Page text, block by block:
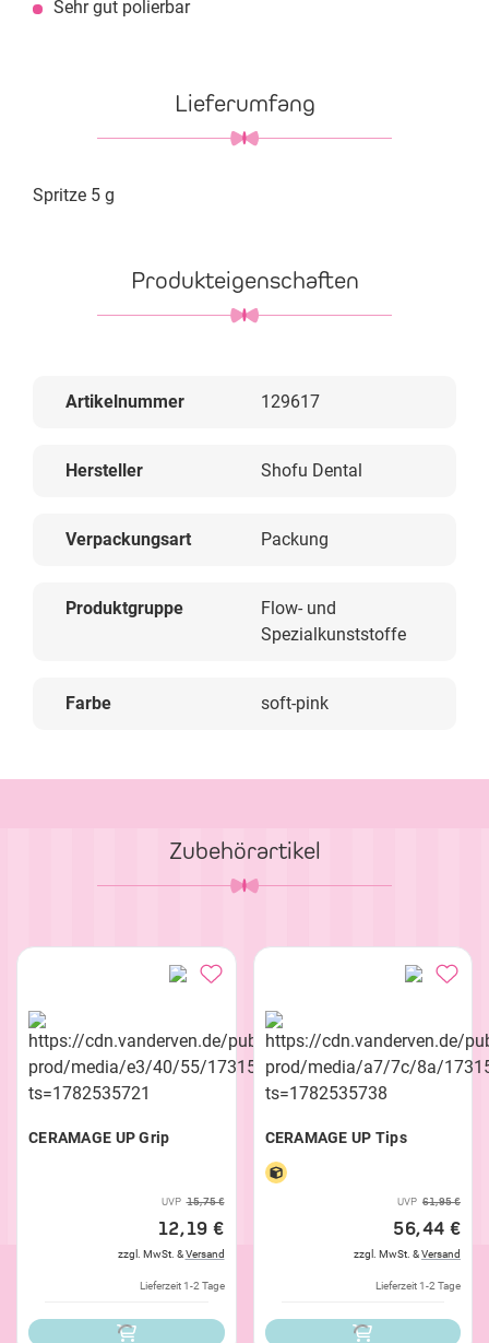
Sehr gut polierbar
Lieferumfang
Spritze 5 g
Produkteigenschaften
Artikelnummer 129617
Hersteller Shofu Dental
Verpackungsart Packung
Produktgruppe
Flow- und
Spezialkunststoffe
Farbe soft-pink
Zubehörartikel
CERAMAGE UP Grip
UVP 15,75 €
12,19 €
zzgl. MwSt. &Versand
Lieferzeit 1-2 Tage
CERAMAGE UP Tips
UVP 61,95 €
56,44 €
zzgl. MwSt. &Versand
Lieferzeit 1-2 Tage